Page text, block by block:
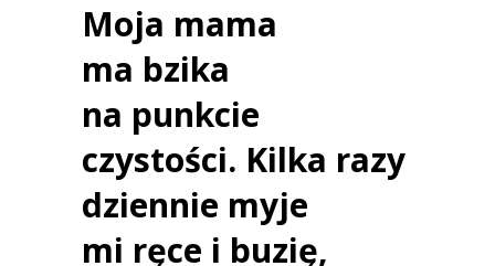
Moja mama
ma bzika
na punkcie
czystości. Kilka razy
dziennie myje
mi ręce i buzię,